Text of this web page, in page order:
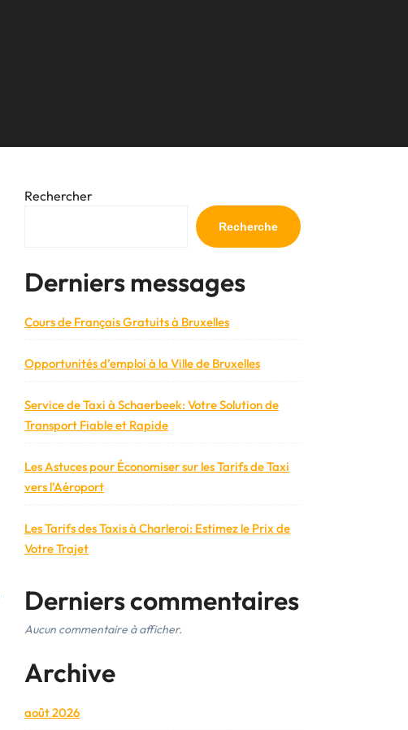
Rechercher
Recherche
Derniers messages
Cours de Français Gratuits à Bruxelles
Opportunités d’emploi à la Ville de Bruxelles
Service de Taxi à Schaerbeek: Votre Solution de
Transport Fiable et Rapide
Les Astuces pour Économiser sur les Tarifs de Taxi
vers l’Aéroport
Les Tarifs des Taxis à Charleroi: Estimez le Prix de
Votre Trajet
Derniers commentaires
Aucun commentaire à afficher.
Archive
août 2026